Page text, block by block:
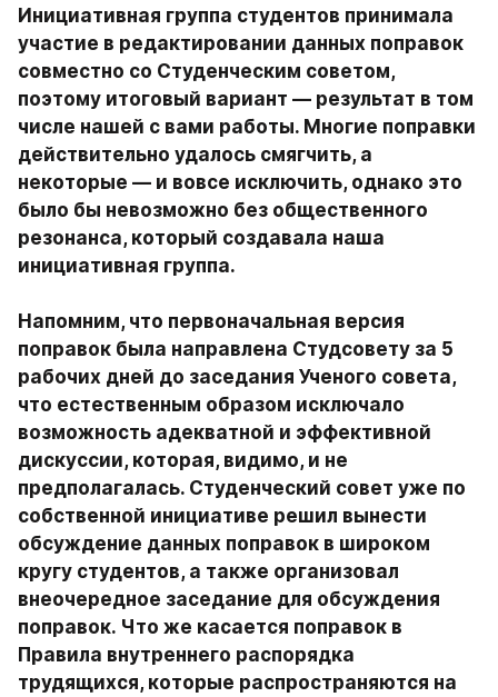
Инициативная группа студентов принимала
участие в редактировании данных поправок
совместно со Студенческим советом,
поэтому итоговый вариант — результат в том
числе нашей с вами работы. Многие поправки
действительно удалось смягчить, а
некоторые — и вовсе исключить, однако это
было бы невозможно без общественного
резонанса, который создавала наша
инициативная группа.
Напомним, что первоначальная версия
поправок была направлена Студсовету за 5
рабочих дней до заседания Ученого совета,
что естественным образом исключало
возможность адекватной и эффективной
дискуссии, которая, видимо, и не
предполагалась. Студенческий совет уже по
собственной инициативе решил вынести
обсуждение данных поправок в широком
кругу студентов, а также организовал
внеочередное заседание для обсуждения
поправок. Что же касается поправок в
Правила внутреннего распорядка
трудящихся, которые распространяются на